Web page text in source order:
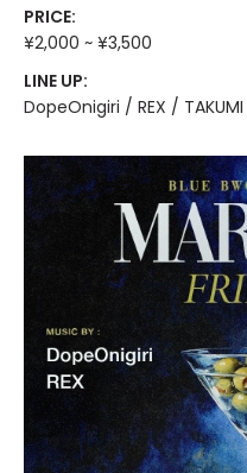
PRICE:
¥2,000 ~ ¥3,500
LINE UP:
DopeOnigiri / REX /